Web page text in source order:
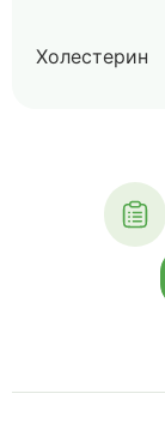
Холестерин